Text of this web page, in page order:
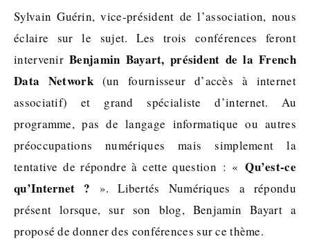
Sylvain Guérin, vice-président de l’association, nous
éclaire sur le sujet. Les trois conférences feront
intervenirBenjamin Bayart, président de la French
Data Network(un fournisseur d’accès à internet
associatif) et grand spécialiste d’internet. Au
programme, pas de langage informatique ou autres
préoccupations numériques mais simplement la
tentative de répondre à cette question : «Qu’est-ce
qu’Internet ? ». Libertés Numériques a répondu
présent lorsque, sur son blog, Benjamin Bayart a
proposé de donner des conférences sur ce thème.